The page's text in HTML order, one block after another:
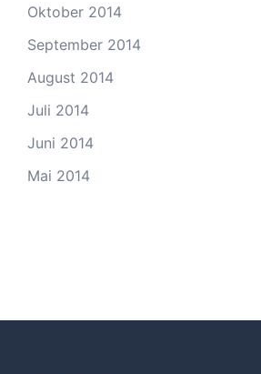
Oktober 2014
September 2014
August 2014
Juli 2014
Juni 2014
Mai 2014